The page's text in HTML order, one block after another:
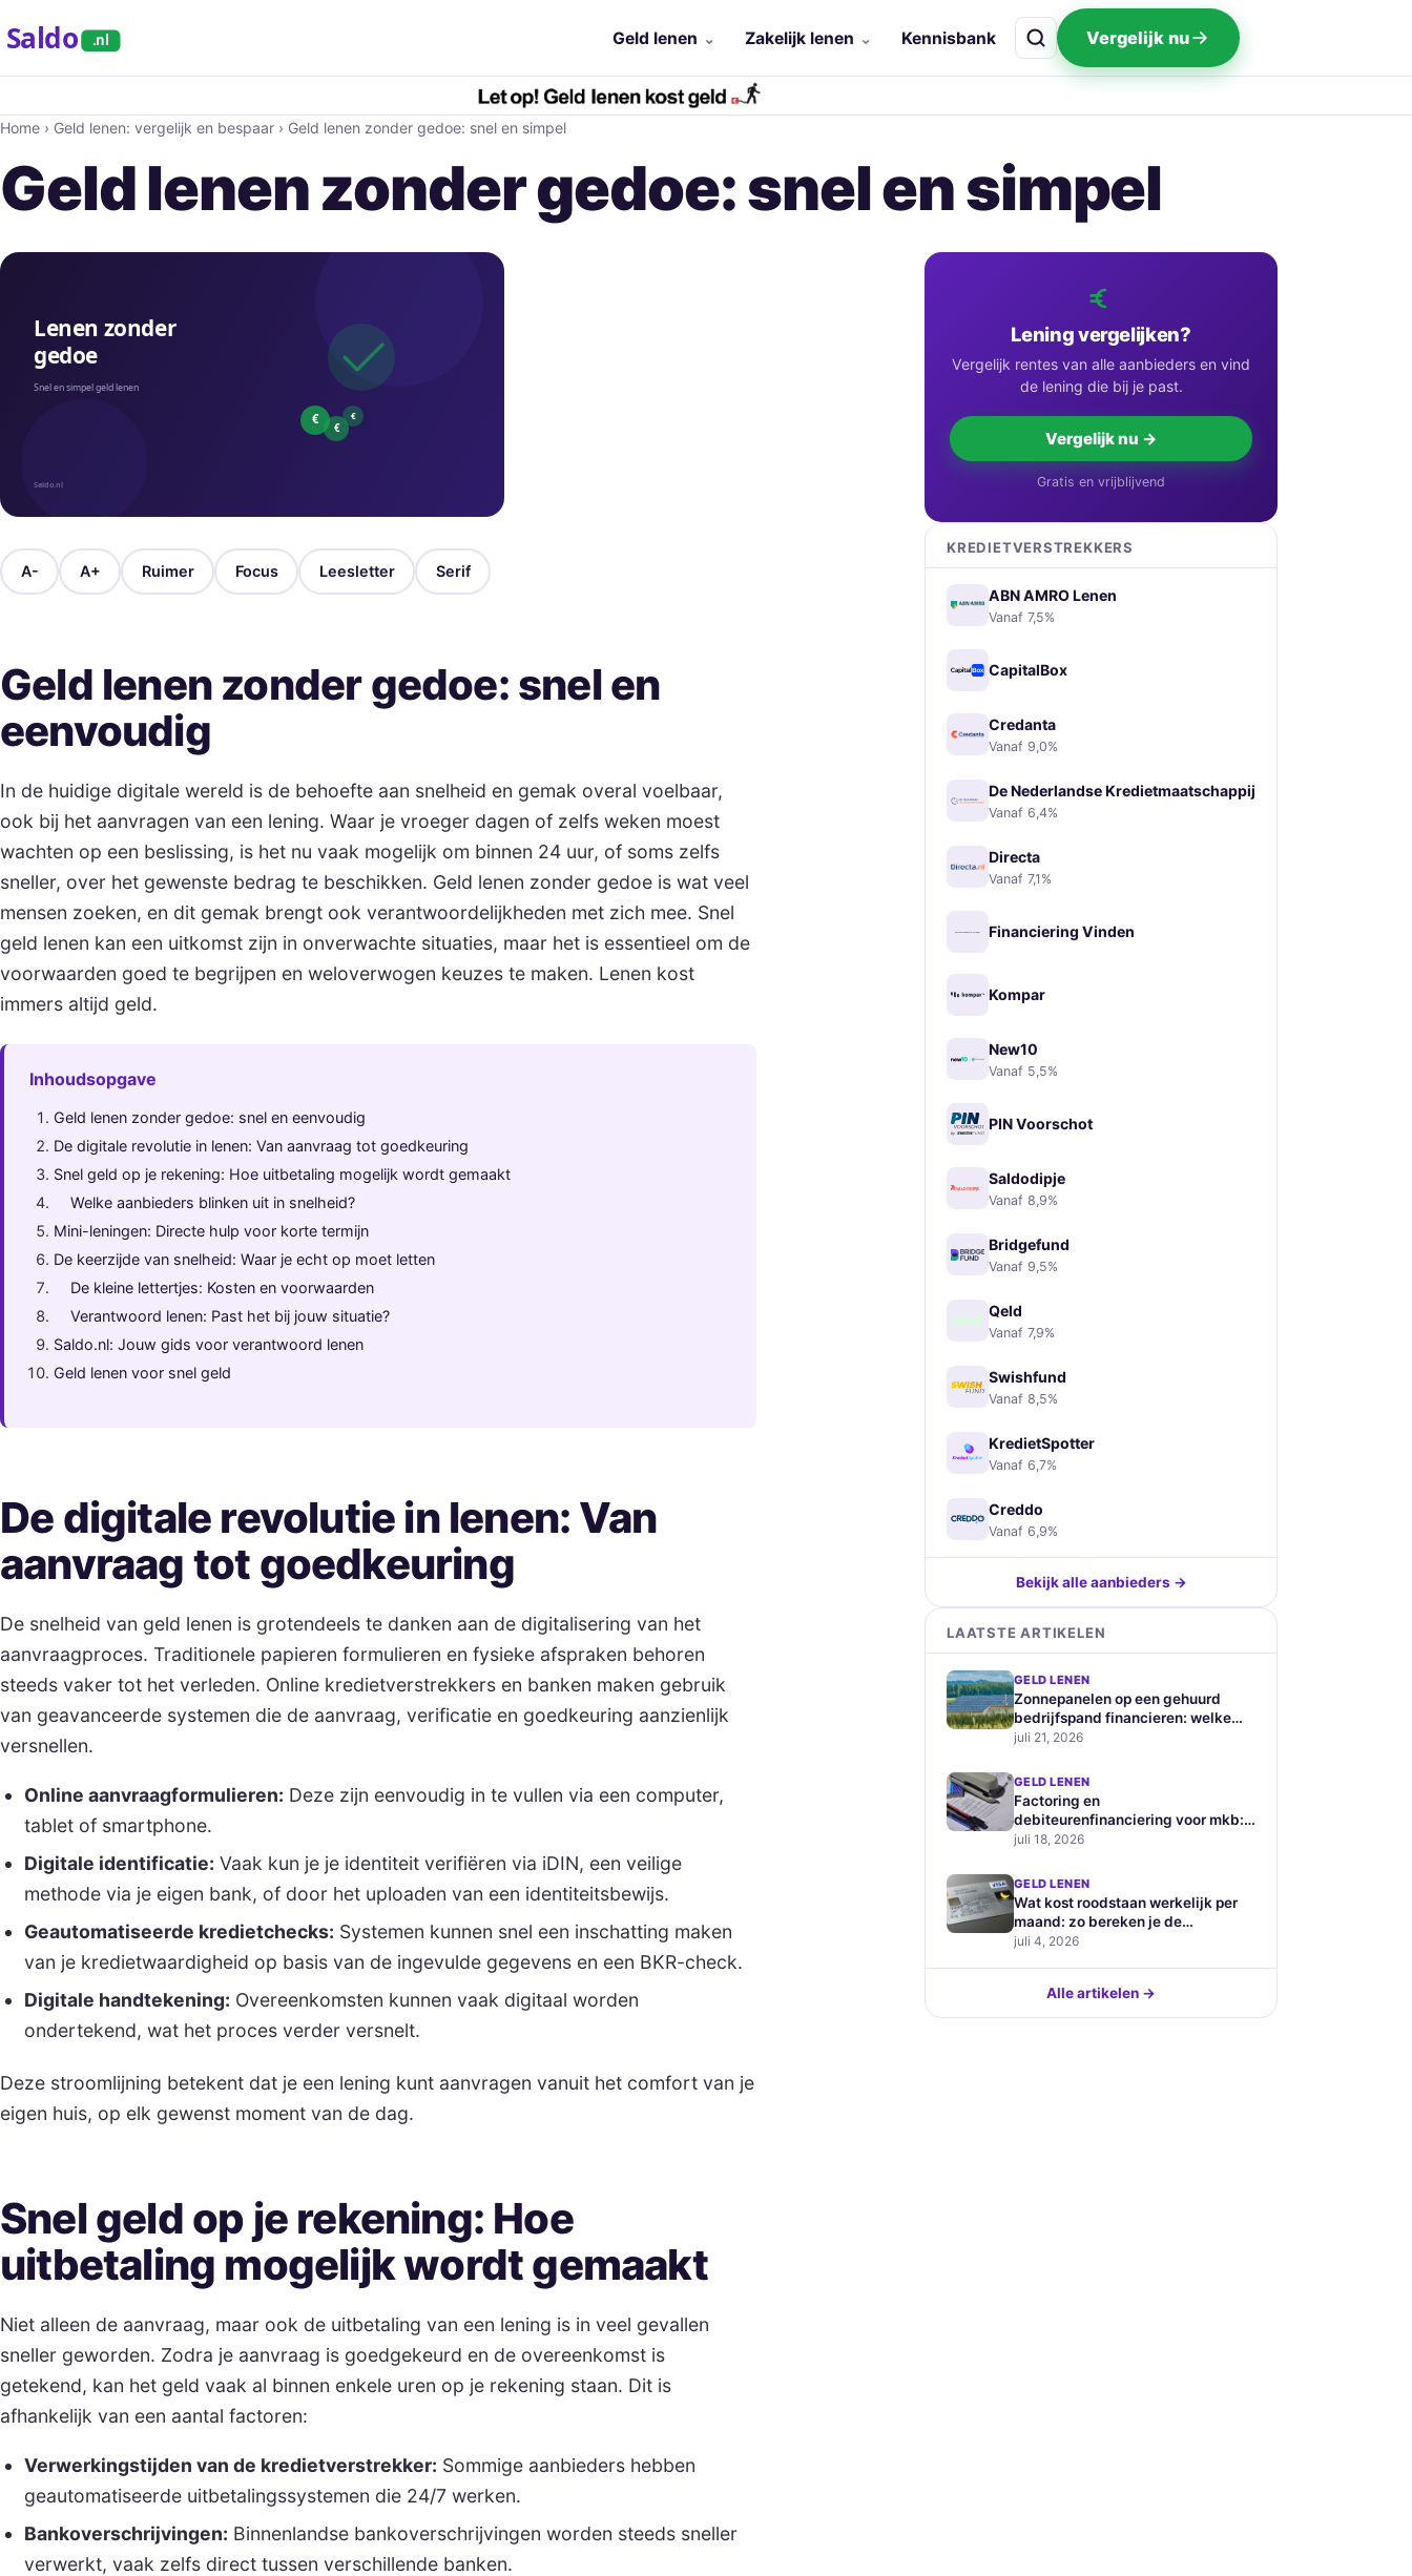
Saldo .nl Geld lenen Zakelijk lenen Kennisbank Vergelijk nu
Home › Geld lenen: vergelijk en bespaar › Geld lenen zonder gedoe: snel en simpel
Geld lenen zonder gedoe: snel en simpel
A- A+ Ruimer Focus Leesletter Serif
Geld lenen zonder gedoe: snel en
eenvoudig
In de huidige digitale wereld is de behoefte aan snelheid en gemak overal voelbaar,
ook bij het aanvragen van een lening. Waar je vroeger dagen of zelfs weken moest
wachten op een beslissing, is het nu vaak mogelijk om binnen 24 uur, of soms zelfs
sneller, over het gewenste bedrag te beschikken. Geld lenen zonder gedoe is wat veel
mensen zoeken, en dit gemak brengt ook verantwoordelijkheden met zich mee. Snel
geld lenen kan een uitkomst zijn in onverwachte situaties, maar het is essentieel om de
voorwaarden goed te begrijpen en weloverwogen keuzes te maken. Lenen kost
immers altijd geld.
Inhoudsopgave
Geld lenen zonder gedoe: snel en eenvoudig
De digitale revolutie in lenen: Van aanvraag tot goedkeuring
Snel geld op je rekening: Hoe uitbetaling mogelijk wordt gemaakt
Welke aanbieders blinken uit in snelheid?
Mini-leningen: Directe hulp voor korte termijn
De keerzijde van snelheid: Waar je echt op moet letten
De kleine lettertjes: Kosten en voorwaarden
Verantwoord lenen: Past het bij jouw situatie?
Saldo.nl: Jouw gids voor verantwoord lenen
Geld lenen voor snel geld
De digitale revolutie in lenen: Van
aanvraag tot goedkeuring
De snelheid van geld lenen is grotendeels te danken aan de digitalisering van het
aanvraagproces. Traditionele papieren formulieren en fysieke afspraken behoren
steeds vaker tot het verleden. Online kredietverstrekkers en banken maken gebruik
van geavanceerde systemen die de aanvraag, verificatie en goedkeuring aanzienlijk
versnellen.
Online aanvraagformulieren: Deze zijn eenvoudig in te vullen via een computer,
tablet of smartphone.
Digitale identificatie: Vaak kun je je identiteit verifiëren via iDIN, een veilige
methode via je eigen bank, of door het uploaden van een identiteitsbewijs.
Geautomatiseerde kredietchecks: Systemen kunnen snel een inschatting maken
van je kredietwaardigheid op basis van de ingevulde gegevens en een BKR-check.
Digitale handtekening: Overeenkomsten kunnen vaak digitaal worden
ondertekend, wat het proces verder versnelt.
Deze stroomlijning betekent dat je een lening kunt aanvragen vanuit het comfort van je
eigen huis, op elk gewenst moment van de dag.
Snel geld op je rekening: Hoe
uitbetaling mogelijk wordt gemaakt
Niet alleen de aanvraag, maar ook de uitbetaling van een lening is in veel gevallen
sneller geworden. Zodra je aanvraag is goedgekeurd en de overeenkomst is
getekend, kan het geld vaak al binnen enkele uren op je rekening staan. Dit is
afhankelijk van een aantal factoren:
Verwerkingstijden van de kredietverstrekker: Sommige aanbieders hebben
geautomatiseerde uitbetalingssystemen die 24/7 werken.
Bankoverschrijvingen: Binnenlandse bankoverschrijvingen worden steeds sneller
verwerkt, vaak zelfs direct tussen verschillende banken.
Lening vergelijken?
Vergelijk rentes van alle aanbieders en vind
de lening die bij je past.
Vergelijk nu →
Gratis en vrijblijvend
KREDIETVERSTREKKERS
ABN AMRO Lenen
Vanaf 7,5%
CapitalBox
Credanta
Vanaf 9,0%
De Nederlandse Kredietmaatschappij
Vanaf 6,4%
Directa
Vanaf 7,1%
Financiering Vinden
Kompar
New10
Vanaf 5,5%
PIN Voorschot
Saldodipje
Vanaf 8,9%
Bridgefund
Vanaf 9,5%
Qeld
Vanaf 7,9%
Swishfund
Vanaf 8,5%
KredietSpotter
Vanaf 6,7%
Creddo
Vanaf 6,9%
Bekijk alle aanbieders →
LAATSTE ARTIKELEN
GELD LENEN
Zonnepanelen op een gehuurd
bedrijfspand financieren: welke
zakelijke leningen zijn geschikt
juli 21, 2026
GELD LENEN
Factoring en
debiteurenfinanciering voor mkb:
hoe werkt het en wat kost het
juli 18, 2026
GELD LENEN
Wat kost roodstaan werkelijk per
maand: zo bereken je de
verborgen prijs van je
juli 4, 2026
Alle artikelen →